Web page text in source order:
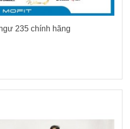
235 chính hãng